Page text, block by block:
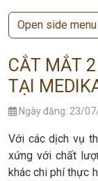
CẮT MẮT
TẠI
Ngày đăng: 23/
Với các dịch vụ
xứng với chất
khác chi phí thực
Open side menu